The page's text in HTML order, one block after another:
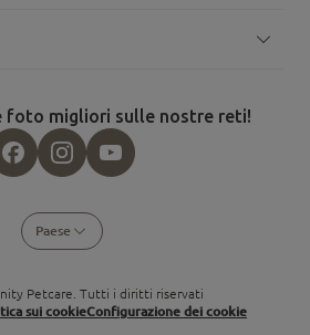
foto migliori sulle nostre reti!
Paese
Petcare. Tutti i diritti riservati
sui cookieConfigurazione dei cookie